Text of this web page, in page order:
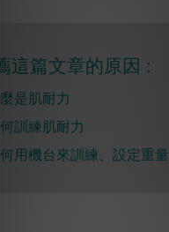
這篇文章的原因 :
是肌耐力
訓練肌耐力
用機台來訓練、設定重量